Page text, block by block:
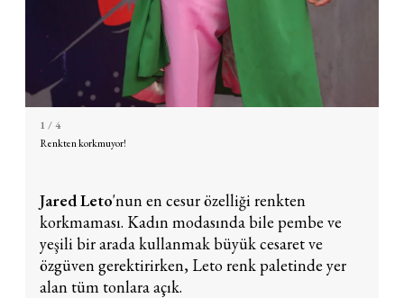
1 / 4
Renkten korkmuyor!
Jared Leto'nun en cesur özelliği renkten
korkmaması. Kadın modasında bile pembe ve
yeşili bir arada kullanmak büyük cesaret ve
özgüven gerektirirken, Leto renk paletinde yer
alan tüm tonlara açık.